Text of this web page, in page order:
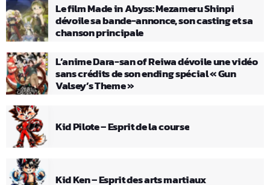
Le film Made in Abyss: Mezameru Shinpi
dévoile sa bande-annonce, son casting et sa
chanson principale
L’anime Dara-san of Reiwa dévoile une vidéo
sans crédits de son ending spécial « Gun
Valsey’s Theme »
Kid Pilote – Esprit de la course
Kid Ken – Esprit des arts martiaux